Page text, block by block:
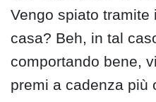
Vengo spiato tramite
casa? Beh, in tal
comportando bene,
premi a cadenza più